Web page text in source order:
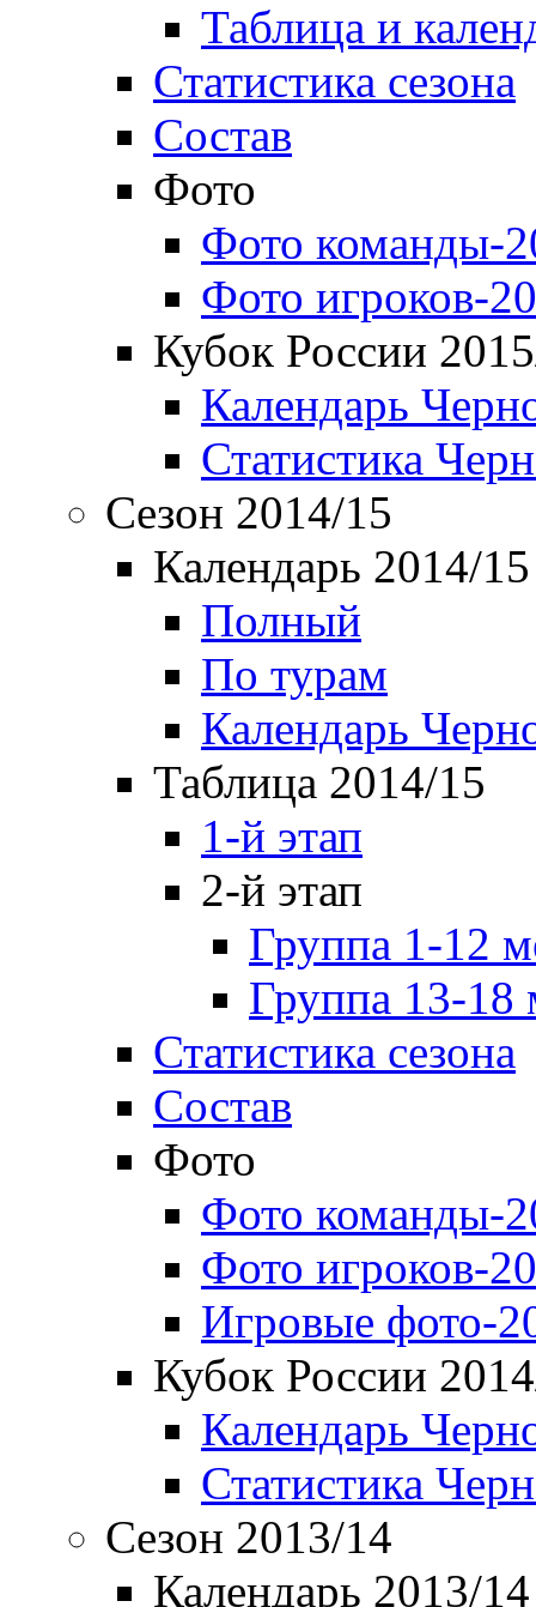
Таблица и
Статистика сезона
Состав
Фото
Фото команды-
Фото игроков-
Кубок России
Календарь
Статистика
Сезон 2014/15
Календарь 2014/15
Полный
По турам
Календарь
Таблица 2014/15
1-й этап
2-й этап
Группа 1-12
Группа 13-18
Статистика сезона
Состав
Фото
Фото команды-
Фото игроков-
Игровые фото-
Кубок России
Календарь
Статистика
Сезон 2013/14
Календарь 2013/14